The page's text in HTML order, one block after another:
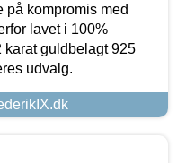
på kompromis med
lavet i 100%
karat guldbelagt 925
udvalg.